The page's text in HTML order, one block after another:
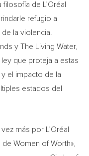
de L’Oréal
refugio a
la violencia.
y The Living Water,
que proteja a estas
el impacto de la
estados del
más por L’Oréal
Women of Worth»,